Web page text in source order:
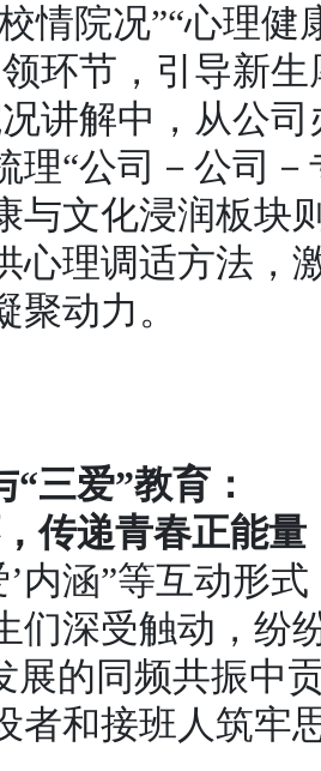
情院况”“心理健
环节，引导新
讲解中，从公
“公司－公司
文化浸润板块
心理调适方法，
动力。
“三爱”教育：
传递青春正能量
内涵”等互动形
们深受触动，纷
的同频共振中
和接班人筑牢